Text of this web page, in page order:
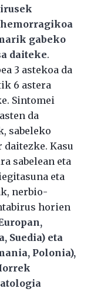
gabeko
daiteke.
3 astekoa da
6 astera
Sintomei
da
sabeleko
daitezke. Kasu
sabelean eta
eta
nerbio-
horien
Suedia) eta
Polonia),